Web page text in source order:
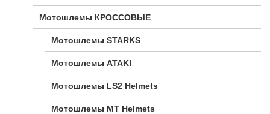
Мотошлемы КРОССОВЫЕ
Мотошлемы STARKS
Мотошлемы ATAKI
Мотошлемы LS2 Helmets
Мотошлемы MT Helmets